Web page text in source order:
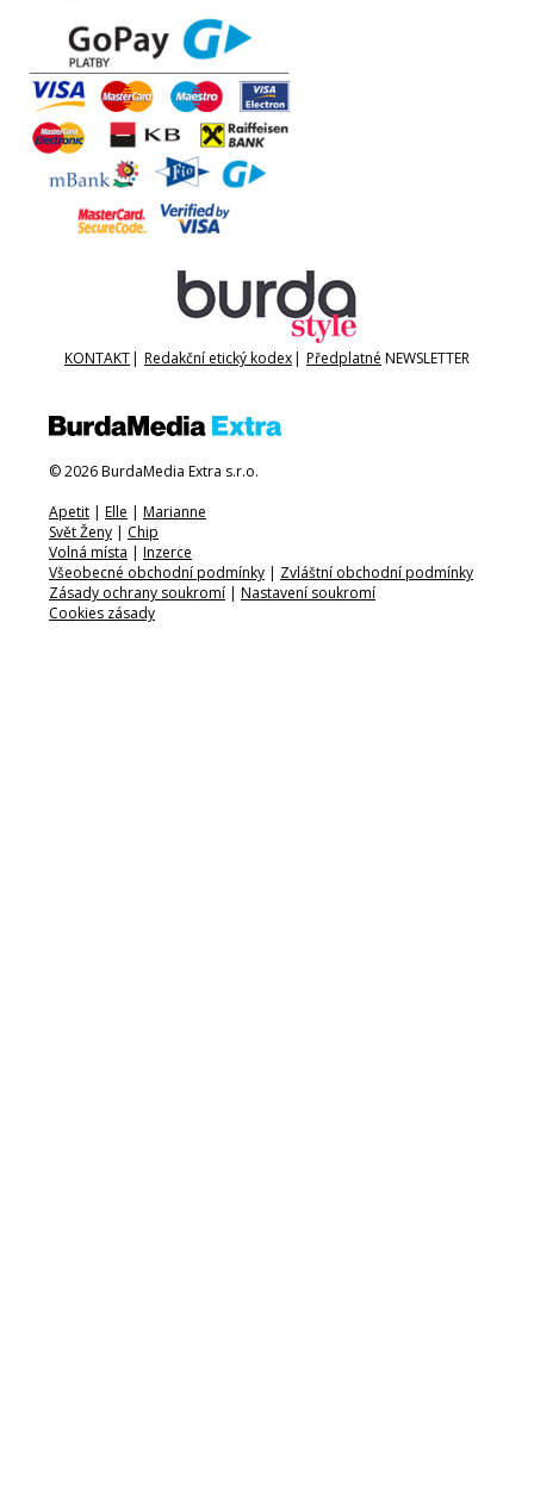
KONTAKT| Redakční etický kodex| Předplatné NEWSLETTER
© 2026 BurdaMedia Extra s.r.o.
Apetit | Elle | Marianne
Svět Ženy | Chip
Volná místa | Inzerce
Všeobecné obchodní podmínky | Zvláštní obchodní podmínky
Zásady ochrany soukromí | Nastavení soukromí
Cookies zásady